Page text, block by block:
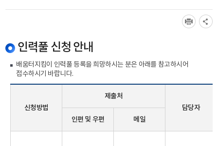
인력풀 신청 안내
배움터지킴이 인력풀 등록을 희망하시는 분은 아래를 참고하시어
접수하시기 바랍니다.
신청방법
제출처
담당자
인편 및 우편
메일